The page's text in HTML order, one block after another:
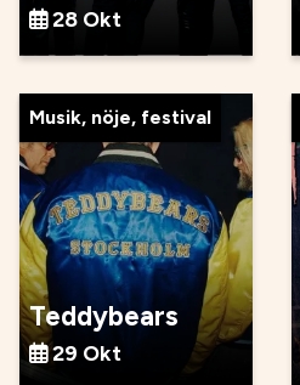
28 Okt
Musik, nöje, festival
Teddybears
29 Okt